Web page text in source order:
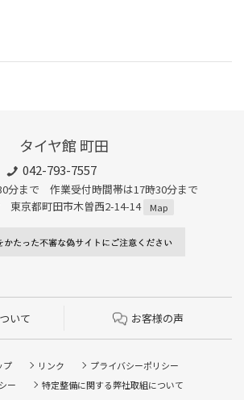
タイヤ館 町田
042-793-7557
分まで 作業受付時間帯は17時30分まで
東京都町田市木曽西2-14-14
Map
いて お客様の声
プ リンク
プライバシーポリシー
ー
特定整備に関する弊社取組について